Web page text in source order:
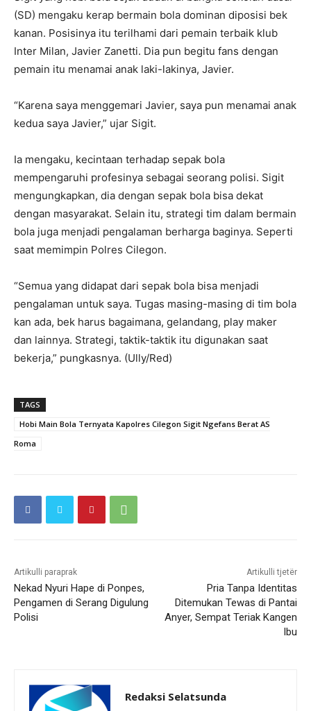
(SD) mengaku kerap bermain bola dominan diposisi bek
kanan. Posisinya itu terilhami dari pemain terbaik klub
Inter Milan, Javier Zanetti. Dia pun begitu fans dengan
pemain itu menamai anak laki-lakinya, Javier.
“Karena saya menggemari Javier, saya pun menamai anak
kedua saya Javier,” ujar Sigit.
Ia mengaku, kecintaan terhadap sepak bola
mempengaruhi profesinya sebagai seorang polisi. Sigit
mengungkapkan, dia dengan sepak bola bisa dekat
dengan masyarakat. Selain itu, strategi tim dalam bermain
bola juga menjadi pengalaman berharga baginya. Seperti
saat memimpin Polres Cilegon.
“Semua yang didapat dari sepak bola bisa menjadi
pengalaman untuk saya. Tugas masing-masing di tim bola
kan ada, bek harus bagaimana, gelandang, play maker
dan lainnya. Strategi, taktik-taktik itu digunakan saat
bekerja,” pungkasnya. (Ully/Red)
TAGS
Hobi Main Bola Ternyata Kapolres Cilegon Sigit Ngefans Berat AS
Roma
Artikulli paraprak
Nekad Nyuri Hape di Ponpes,
Pengamen di Serang Digulung
Polisi
Artikulli tjetër
Pria Tanpa Identitas
Ditemukan Tewas di Pantai
Anyer, Sempat Teriak Kangen
Ibu
Redaksi Selatsunda